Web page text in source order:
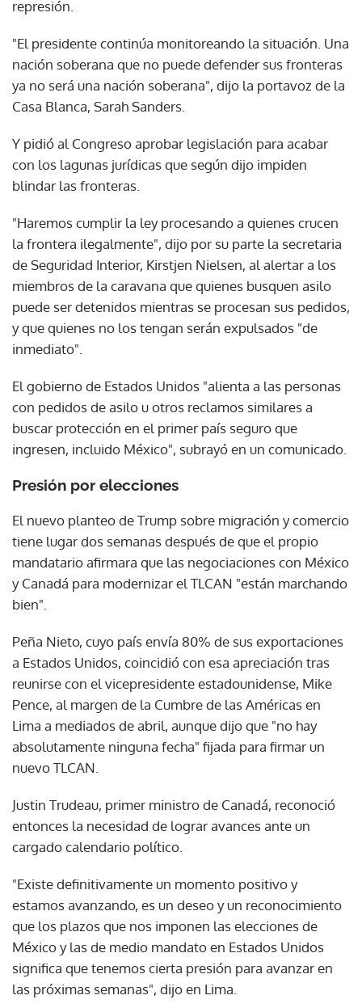
represión.
"El presidente continúa monitoreando la situación. Una
nación soberana que no puede defender sus fronteras
ya no será una nación soberana", dijo la portavoz de la
Casa Blanca, Sarah Sanders.
Y pidió al Congreso aprobar legislación para acabar
con los lagunas jurídicas que según dijo impiden
blindar las fronteras.
"Haremos cumplir la ley procesando a quienes crucen
la frontera ilegalmente", dijo por su parte la secretaria
de Seguridad Interior, Kirstjen Nielsen, al alertar a los
miembros de la caravana que quienes busquen asilo
puede ser detenidos mientras se procesan sus pedidos,
y que quienes no los tengan serán expulsados "de
inmediato".
El gobierno de Estados Unidos "alienta a las personas
con pedidos de asilo u otros reclamos similares a
buscar protección en el primer país seguro que
ingresen, incluido México", subrayó en un comunicado.
Presión por elecciones
El nuevo planteo de Trump sobre migración y comercio
tiene lugar dos semanas después de que el propio
mandatario afirmara que las negociaciones con México
y Canadá para modernizar el TLCAN "están marchando
bien".
Peña Nieto, cuyo país envía 80% de sus exportaciones
a Estados Unidos, coincidió con esa apreciación tras
reunirse con el vicepresidente estadounidense, Mike
Pence, al margen de la Cumbre de las Américas en
Lima a mediados de abril, aunque dijo que "no hay
absolutamente ninguna fecha" fijada para firmar un
nuevo TLCAN.
Justin Trudeau, primer ministro de Canadá, reconoció
entonces la necesidad de lograr avances ante un
cargado calendario político.
"Existe definitivamente un momento positivo y
estamos avanzando, es un deseo y un reconocimiento
que los plazos que nos imponen las elecciones de
México y las de medio mandato en Estados Unidos
significa que tenemos cierta presión para avanzar en
las próximas semanas", dijo en Lima.